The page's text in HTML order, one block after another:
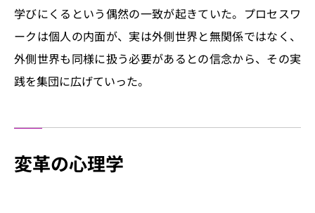
学びにくるという偶然の一致が起きていた。プロセスワ
ークは個人の内面が、実は外側世界と無関係ではなく、
外側世界も同様に扱う必要があるとの信念から、その実
践を集団に広げていった。
変革の心理学